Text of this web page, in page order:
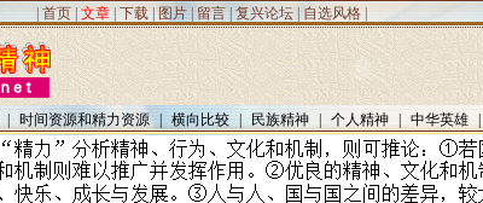
首页 文章 下载 图片 | 留言| 复兴论坛 自选风格
时间资源和精力资源 横向比较 民族精神 个人精神 中华英雄